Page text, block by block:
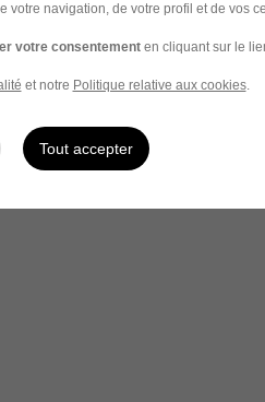
votre navigation, de votre profil et de vos
votre consentementen cliquant sur le
et notre Politique relative aux cookies.
Tout accepter